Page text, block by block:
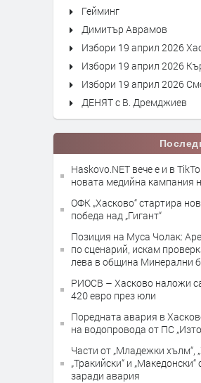
Гейминг
Димитър Аврамов
Избори 19 април 2026
Избори 19 април 2026
Избори 19 април 2026
ДЕНЯТ с В. Дремджиев
Haskovo.NET вече е и в
новата медийна кампания
ОФК „Хасково“ стартира
победа над „Гигант“
Позиция на Муса Чолак:
по сценарий, искам
лева в община Минерални
РИОСВ – Хасково наложи
420 евро през юли
Поредната авария в
на водопровода от ПС
Части от „Младежки хълм“,
„Тракийски“ и „Македонски“
заради авария